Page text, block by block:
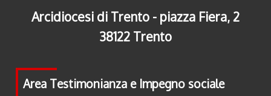
Arcidiocesi di Trento - piazza Fiera, 2
38122 Trento
Area Testimonianza e Impegno sociale